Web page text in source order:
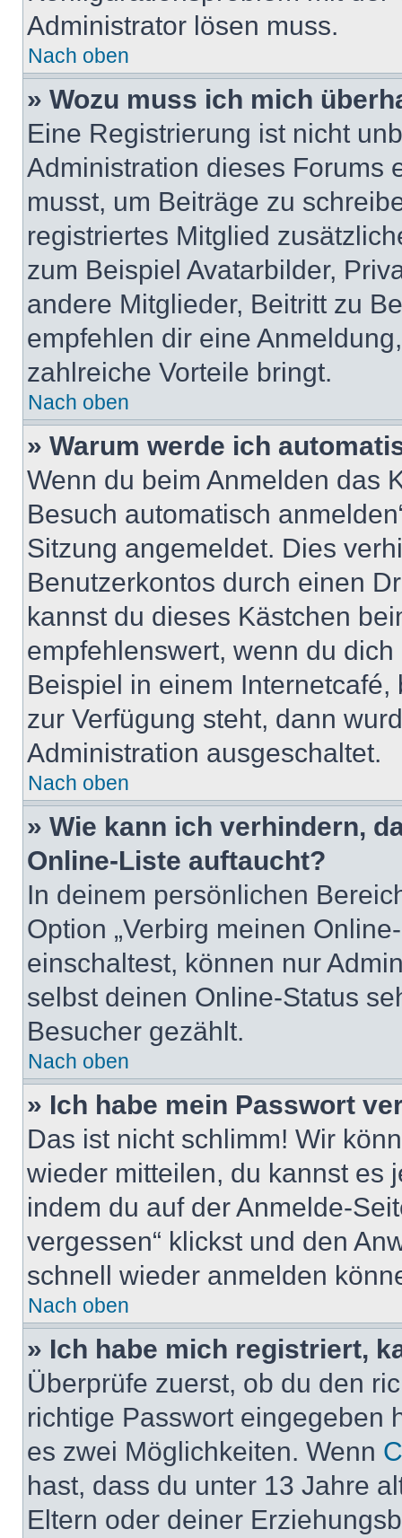
Administrator lösen muss.
Nach oben
» Wozu muss ich mich
Eine Registrierung ist nicht
Administration dieses Forums
musst, um Beiträge zu
registriertes Mitglied
zum Beispiel Avatarbilder,
andere Mitglieder, Beitritt zu
empfehlen dir eine
zahlreiche Vorteile bringt.
Nach oben
» Warum werde ich
Wenn du beim Anmelden das
Besuch automatisch
Sitzung angemeldet. Dies
Benutzerkontos durch einen
kannst du dieses Kästchen
empfehlenswert, wenn du
Beispiel in einem
zur Verfügung steht, dann
Administration ausgeschaltet.
Nach oben
» Wie kann ich verhindern,
Online-Liste auftaucht?
In deinem persönlichen
Option „Verbirg meinen
einschaltest, können nur
selbst deinen Online-Status
Besucher gezählt.
Nach oben
» Ich habe mein Passwort
Das ist nicht schlimm! Wir
wieder mitteilen, du kannst es
indem du auf der Anmelde-
vergessen“ klickst und den
schnell wieder anmelden
Nach oben
» Ich habe mich registriert,
Überprüfe zuerst, ob du den
richtige Passwort eingegeben
es zwei Möglichkeiten. Wenn
hast, dass du unter 13 Jahre
Eltern oder deiner